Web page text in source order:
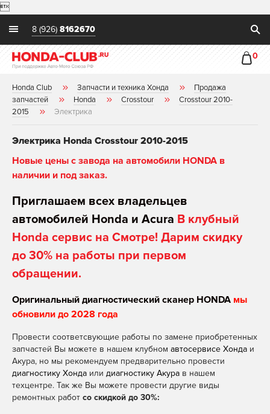

8 (926) 8162670
0
Honda Club Запчасти и техника Хонда
Продажа
запчастей
Honda Crosstour
Crosstour 2010-
2015
Электрика
Электрика Honda Crosstour 2010-2015
Новые цены с завода на автомобили HONDA в
наличии и под заказ.
Приглашаем всех владельцев
автомобилей Honda и Acura В клубный
Honda сервис на Смотре! Дарим скидку
до 30% на работы при первом
обращении.
Оригинальный диагностический сканер HONDA мы
обновили до 2028 года
Провести соответсвующие работы по замене приобретенных
запчастей Вы можете в нашем клубном автосервисе Хонда и
Акура, но мы рекомендуем предварительно провести
диагностику Хонда или диагностику Акура в нашем
техцентре. Так же Вы можете провести другие виды
ремонтных работ со скидкой до 30%: